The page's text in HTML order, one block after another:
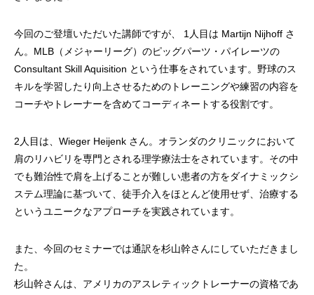
今回のご登壇いただいた講師ですが、 1人目は Martijn Nijhoff さ
ん。MLB（メジャーリーグ）のピッグパーツ・パイレーツの
Consultant Skill Aquisition という仕事をされています。野球のス
キルを学習したり向上させるためのトレーニングや練習の内容を
コーチやトレーナーを含めてコーディネートする役割です。
2人目は、Wieger Heijenk さん。オランダのクリニックにおいて
肩のリハビリを専門とされる理学療法士をされています。その中
でも難治性で肩を上げることが難しい患者の方をダイナミックシ
ステム理論に基づいて、徒手介入をほとんど使用せず、治療する
というユニークなアプローチを実践されています。
また、今回のセミナーでは通訳を杉山幹さんにしていただきまし
た。
杉山幹さんは、アメリカのアスレティックトレーナーの資格であ